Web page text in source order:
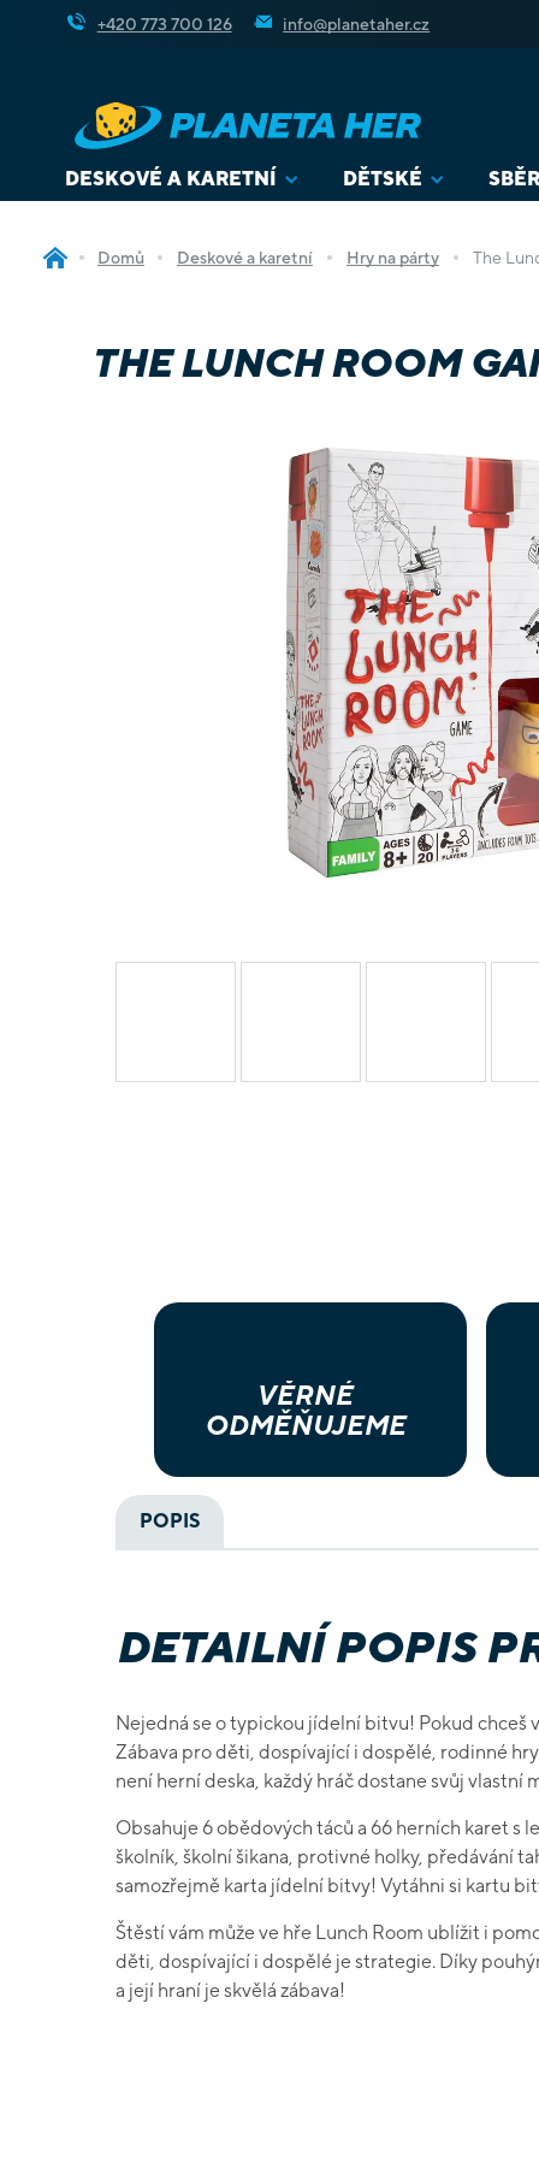
+420 773 700 126 info@planetaher.cz
DESKOVÉ A KARETNÍ DĚTSKÉ
Domů Deskové a karetní Hry na párty The
THE LUNCH ROOM
VĚRNÉ
ODMĚŇUJEME
POPIS
DETAILNÍ POPIS
Nejedná se otypickou jídelní bitvu! Pokud chceš
Zábava proděti, dospívající i dospělé, rodinné hry
není hernídeska, každý hráčdostane svůj vlastní
Obsahuje 6obědových táců a 66 herních karet s
školník, školníšikana, protivné holky, předávání
samozřejmě karta jídelní bitvy! Vytáhni si kartu
Štěstívám může ve hře Lunch Room ublížit i
děti, dospívající i dospělé je strategie. Díky
a její hraní je skvělá zábava!